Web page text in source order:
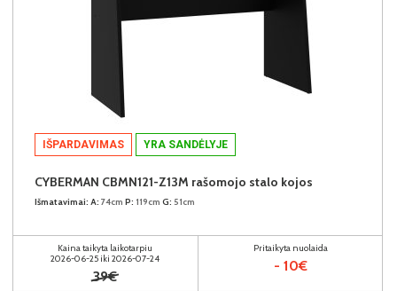
IŠPARDAVIMAS YRA SANDĖLYJE
CYBERMAN CBMN121-Z13M rašomojo stalo kojos
Išmatavimai: A: 74cm P: 119cm G: 51cm
Kaina taikyta laikotarpiu
2026-06-25 iki 2026-07-24
39€
Pritaikyta nuolaida
- 10€